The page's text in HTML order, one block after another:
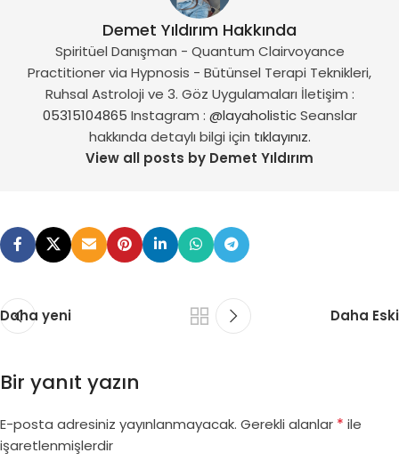
Demet Yıldırım Hakkında
Spiritüel Danışman - Quantum Clairvoyance
Practitioner via Hypnosis - Bütünsel Terapi Teknikleri,
Ruhsal Astroloji ve 3. Göz Uygulamaları İletişim :
05315104865 Instagram : @layaholisticSeanslar
hakkında detaylı bilgi için tıklayınız.
View all posts by Demet Yıldırım
Daha yeni Daha Eski
Bir yanıt yazın
E-posta adresiniz yayınlanmayacak. Gerekli alanlar * ile
işaretlenmişlerdir